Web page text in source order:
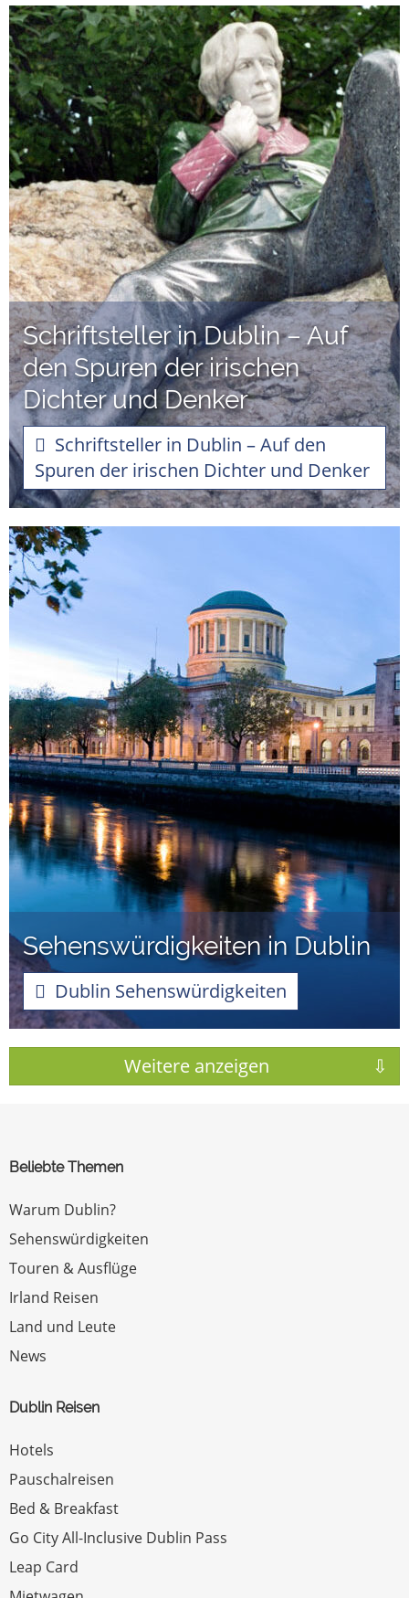
Schriftsteller in Dublin – Auf
den Spuren der irischen
Dichter und Denker
Schriftsteller in Dublin – Auf den
Spuren der irischen Dichter und Denker
Sehenswürdigkeiten in Dublin
Dublin Sehenswürdigkeiten
Beliebte Themen
Warum Dublin?
Sehenswürdigkeiten
Touren & Ausflüge
Irland Reisen
Land und Leute
News
Dublin Reisen
Hotels
Pauschalreisen
Bed & Breakfast
Go City All-Inclusive Dublin Pass
Leap Card